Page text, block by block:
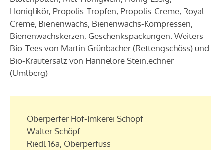
Honiglikör, Propolis-Tropfen, Propolis-Creme, Royal-
Creme, Bienenwachs, Bienenwachs-Kompressen,
Bienenwachskerzen, Geschenkspackungen. Weiters
Bio-Tees von Martin Grünbacher (Rettengschöss) und
Bio-Kräutersalz von Hannelore Steinlechner
(Umlberg)
Oberperfer Hof-Imkerei Schöpf
Walter Schöpf
Riedl 16a, Oberperfuss